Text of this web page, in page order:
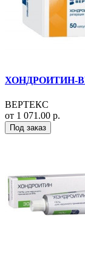
ХОНДРОИТИН-
ВЕРТЕКС
от 1 071.00 р.
Под заказ